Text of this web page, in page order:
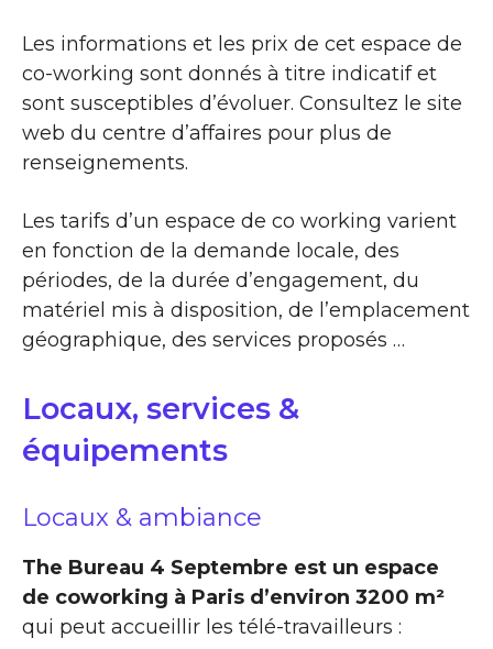
Les informations et les prix de cet espace de
co-working sont donnés à titre indicatif et
sont susceptibles d’évoluer. Consultez le site
web du centre d’affaires pour plus de
renseignements.
Les tarifs d’un espace de co working varient
en fonction de la demande locale, des
périodes, de la durée d’engagement, du
matériel mis à disposition, de l’emplacement
géographique, des services proposés …
Locaux, services &
équipements
Locaux & ambiance
The Bureau 4 Septembre est un espace
de coworking à Paris d’environ 3200 m²
qui peut accueillir les télé-travailleurs :